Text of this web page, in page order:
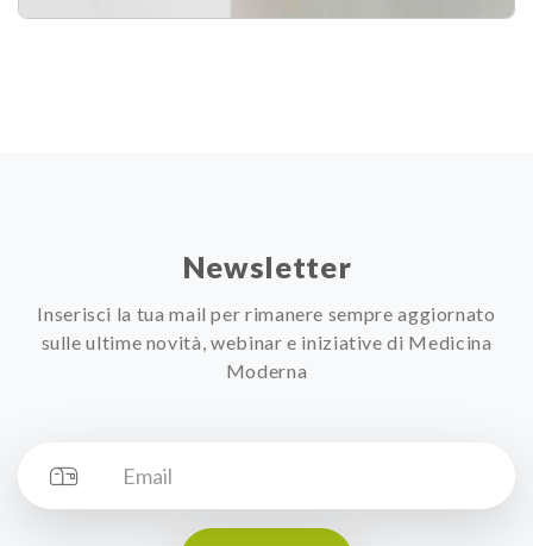
Newsletter
Inserisci la tua mail per rimanere sempre aggiornato
sulle ultime novità, webinar e iniziative di Medicina
Moderna